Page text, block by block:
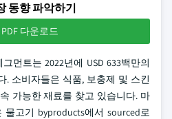
동향 파악하기
다운로드
먼트는 2022년에 USD 633백만의
. 소비자들은 식품, 보충제 및 스킨
가능한 재료를 찾고 있습니다. 마
고기 byproducts에서 sourced로